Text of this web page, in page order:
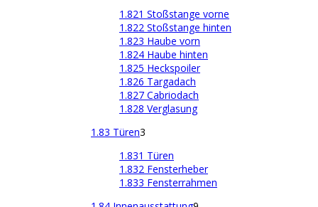
1.821 Stoßstange vorne
1.822 Stoßstange hinten
1.823 Haube vorn
1.824 Haube hinten
1.825 Heckspoiler
1.826 Targadach
1.827 Cabriodach
1.828 Verglasung
1.83 Türen3
1.831 Türen
1.832 Fensterheber
1.833 Fensterrahmen